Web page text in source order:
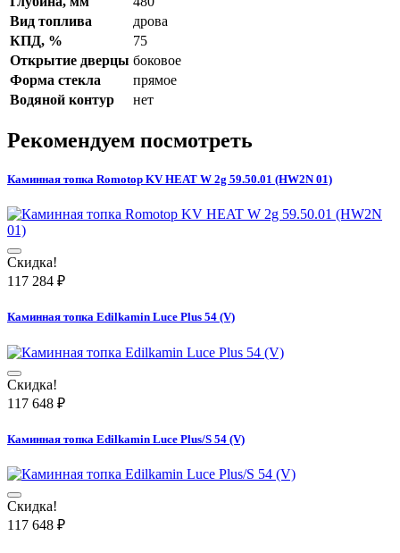
Вид топлива
дрова
КПД, %
75
Открытие дверцы боковое
Форма стекла
прямое
Водяной контур
нет
Рекомендуем посмотреть
Каминная топка Romotop KV HEAT W 2g 59.50.01 (HW2N 01)
Скидка!
117 284 ₽
Каминная топка Edilkamin Luce Plus 54 (V)
Скидка!
117 648 ₽
Каминная топка Edilkamin Luce Plus/S 54 (V)
Скидка!
117 648 ₽